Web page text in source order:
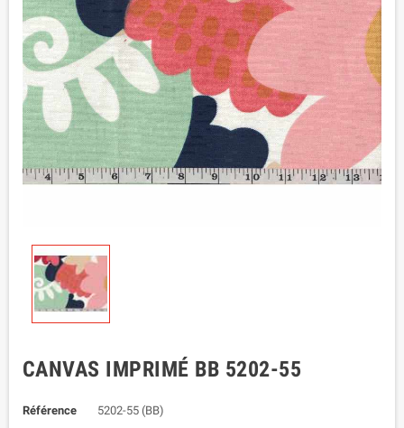
CANVAS IMPRIMÉ BB 5202-55
Référence 5202-55 (BB)